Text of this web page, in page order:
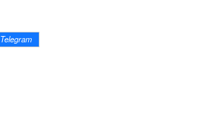
Telegram